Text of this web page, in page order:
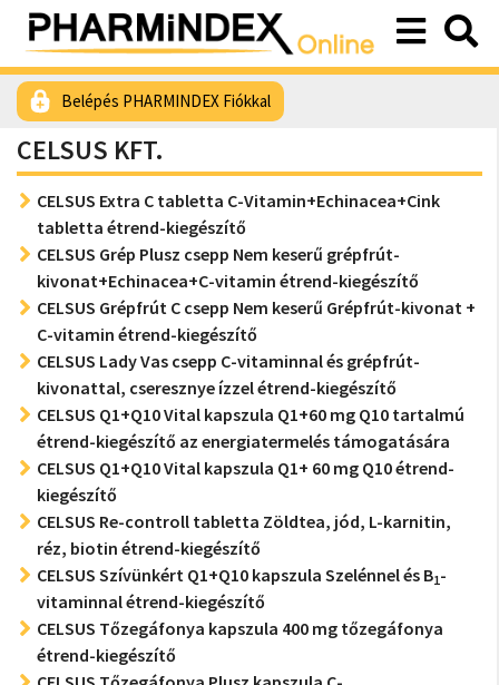
Belépés PHARMINDEX Fiókkal
CELSUS KFT.
CELSUS Extra C tabletta C-Vitamin+Echinacea+Cink
tabletta étrend-kiegészítő
CELSUS Grép Plusz csepp Nem keserű grépfrút-
kivonat+Echinacea+C-vitamin étrend-kiegészítő
CELSUS Grépfrút C csepp Nem keserű Grépfrút-kivonat +
C-vitamin étrend-kiegészítő
CELSUS Lady Vas csepp C-vitaminnal és grépfrút-
kivonattal, cseresznye ízzel étrend-kiegészítő
CELSUS Q1+Q10 Vital kapszula Q1+60 mg Q10 tartalmú
étrend-kiegészítő az energiatermelés támogatására
CELSUS Q1+Q10 Vital kapszula Q1+ 60 mg Q10 étrend-
kiegészítő
CELSUS Re-controll tabletta Zöldtea, jód, L-karnitin,
réz, biotin étrend-kiegészítő
CELSUS Szívünkért Q1+Q10 kapszula Szelénnel és B1-
vitaminnal étrend-kiegészítő
CELSUS Tőzegáfonya kapszula 400 mg tőzegáfonya
étrend-kiegészítő